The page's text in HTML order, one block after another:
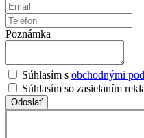
Poznámka
Súhlasím s obchodnými
Súhlasím so zasielaním
Odoslať